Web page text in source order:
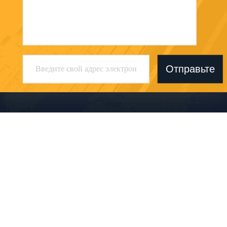
Отправьте